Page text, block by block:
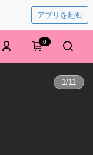
アプリを起動
0
1/11